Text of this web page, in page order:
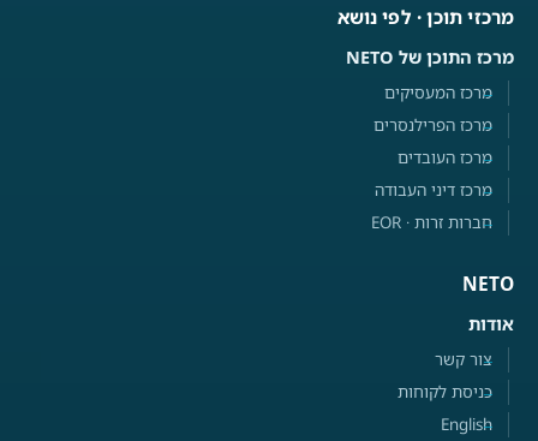
מרכזי תוכן · לפי נושא
מרכז התוכן של NETO
מרכז המעסיקים
מרכז הפרילנסרים
מרכז העובדים
מרכז דיני העבודה
חברות זרות · EOR
NETO
אודות
צור קשר
כניסת לקוחות
English